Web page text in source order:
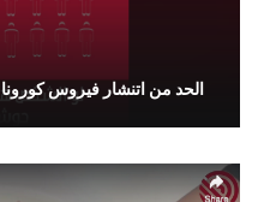
الحد من اتنشار فيروس كورونا